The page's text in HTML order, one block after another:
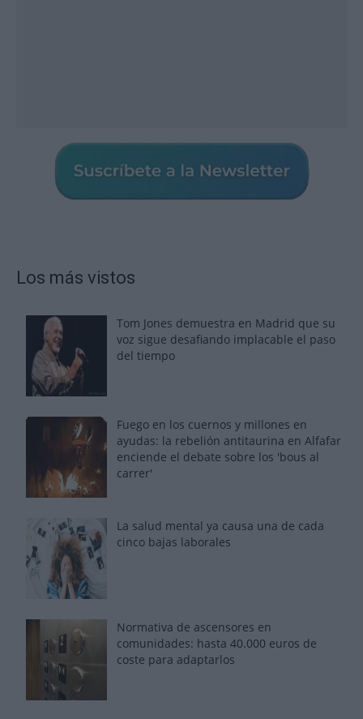
Los más vistos
Tom Jones demuestra en Madrid que su
voz sigue desafiando implacable el paso
del tiempo
Fuego en los cuernos y millones en
ayudas: la rebelión antitaurina en Alfafar
enciende el debate sobre los 'bous al
carrer'
La salud mental ya causa una de cada
cinco bajas laborales
Normativa de ascensores en
comunidades: hasta 40.000 euros de
coste para adaptarlos